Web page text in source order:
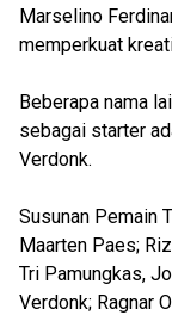
Marselino
memperkuat
Beberapa nama
sebagai starter
Verdonk.
Susunan Pemain
Maarten Paes;
Tri Pamungkas,
Verdonk; Ragnar